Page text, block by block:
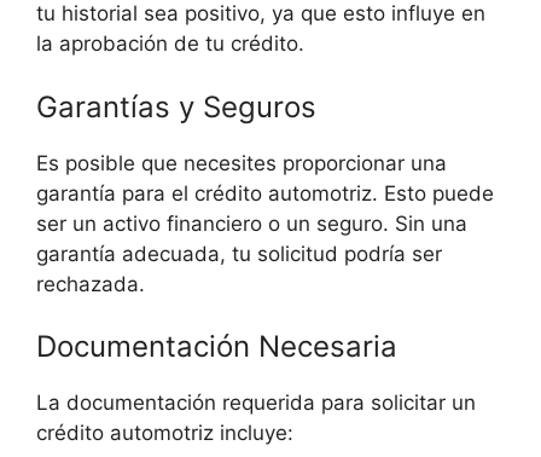
tu historial sea positivo, ya que esto influye en
la aprobación de tu crédito.
Garantías y Seguros
Es posible que necesites proporcionar una
garantía para el crédito automotriz. Esto puede
ser un activo financiero o un seguro. Sin una
garantía adecuada, tu solicitud podría ser
rechazada.
Documentación Necesaria
La documentación requerida para solicitar un
crédito automotriz incluye: